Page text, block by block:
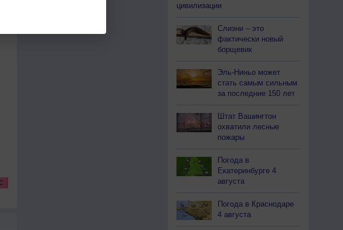
цивилизации
Слизни – это
фактически новый
борщевик
Эль-Ниньо может
стать самым сильным
за последние 150 лет
Штат Вашингтон
охватили лесные
пожары
Погода в
Екатеринбурге 4
августа
Погода в Краснодаре
4 августа